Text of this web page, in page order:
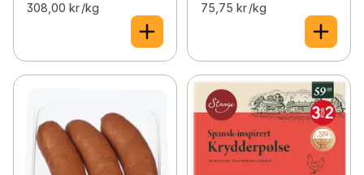
308,00 kr /kg 75,75 kr /kg